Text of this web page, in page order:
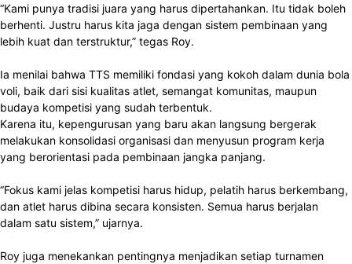
“Kami punya tradisi juara yang harus dipertahankan. Itu tidak boleh
berhenti. Justru harus kita jaga dengan sistem pembinaan yang
lebih kuat dan terstruktur,” tegas Roy.
Ia menilai bahwa TTS memiliki fondasi yang kokoh dalam dunia bola
voli, baik dari sisi kualitas atlet, semangat komunitas, maupun
budaya kompetisi yang sudah terbentuk.
Karena itu, kepengurusan yang baru akan langsung bergerak
melakukan konsolidasi organisasi dan menyusun program kerja
yang berorientasi pada pembinaan jangka panjang.
“Fokus kami jelas kompetisi harus hidup, pelatih harus berkembang,
dan atlet harus dibina secara konsisten. Semua harus berjalan
dalam satu sistem,” ujarnya.
Roy juga menekankan pentingnya menjadikan setiap turnamen